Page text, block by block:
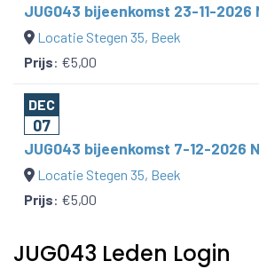
JUG043 bijeenkomst 23-11-2026
Locatie Stegen 35, Beek
Prijs: €5,00
DEC
07
JUG043 bijeenkomst 7-12-2026
Locatie Stegen 35, Beek
Prijs: €5,00
JUG043 Leden Login